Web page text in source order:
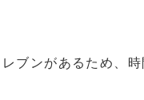
ブンがあるため、